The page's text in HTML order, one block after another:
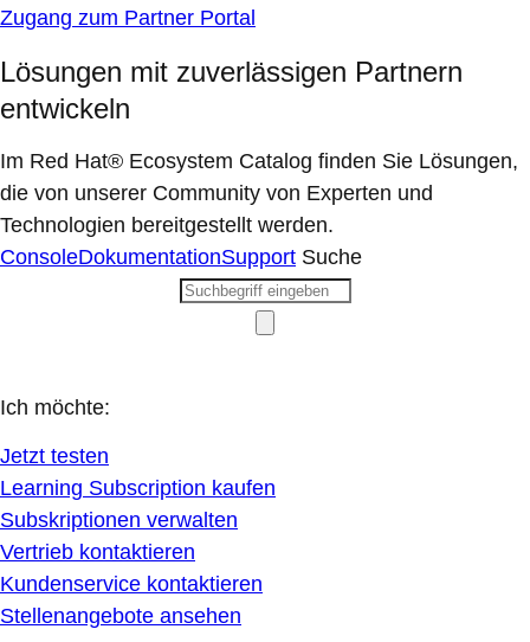
Zugang zum Partner Portal
Lösungen mit zuverlässigen Partnern
entwickeln
Im Red Hat® Ecosystem Catalog finden Sie Lösungen,
die von unserer Community von Experten und
Technologien bereitgestellt werden.
ConsoleDokumentationSupport Suche
Ich möchte:
Jetzt testen
Learning Subscription kaufen
Subskriptionen verwalten
Vertrieb kontaktieren
Kundenservice kontaktieren
Stellenangebote ansehen